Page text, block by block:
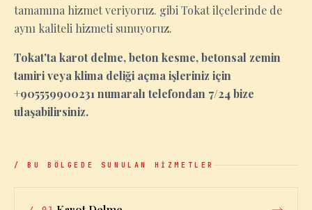
tamamına hizmet veriyoruz. gibi Tokat ilçelerinde de
aynı kaliteli hizmeti sunuyoruz.
Tokat'ta karot delme, beton kesme, betonsal zemin
tamiri veya klima deliği açma işleriniz için
+905559900231 numaralı telefondan 7/24 bize
ulaşabilirsiniz.
/ BU BÖLGEDE SUNULAN HİZMETLER